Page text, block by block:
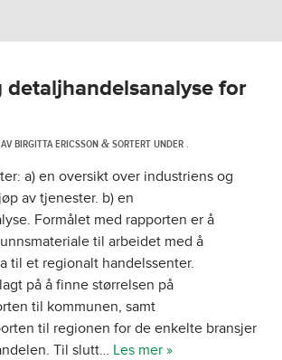
detaljhandelsanalyse for
BIRGITTA ERICSSON &SORTERT UNDER .
a) en oversikt over industriens og
av tjenester. b) en
Formålet med rapporten er å
til arbeidet med å
til et regionalt handelssenter.
på å finne størrelsen på
til kommunen, samt
til regionen for de enkelte bransjer
Til slutt… Les mer »